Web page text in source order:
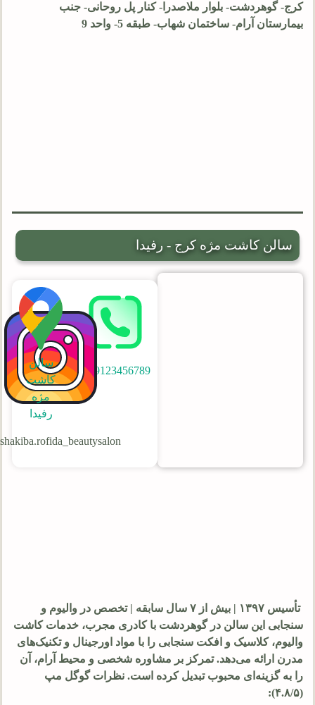
کرج- گوهردشت- بلوار ملاصدرا- کنار پل روحانی- جنب
بیمارستان آرام- ساختمان شهاب- طبقه 5- واحد 9
سالن کاشت مژه کرج - رفیدا
09123456789
shakiba.rofida_beautysalon@
سالن
کاشت
مژه
رفیدا
تأسیس ۱۳۹۷ | بیش از ۷ سال سابقه | تخصص در والیوم و
سنجابی این سالن در گوهردشت با کادری مجرب، خدمات کاشت
والیوم، کلاسیک و افکت سنجابی را با مواد اورجینال و تکنیک‌های
مدرن ارائه می‌دهد. تمرکز بر مشاوره شخصی و محیط آرام، آن
را به گزینه‌ای محبوب تبدیل کرده است. نظرات گوگل مپ
(۴.۸/۵):